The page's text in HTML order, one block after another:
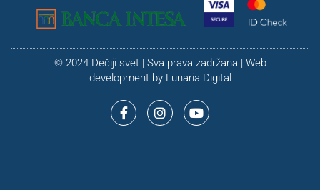
© 2024 Dečiji svet | Sva prava zadržana | Web
development by Lunaria Digital